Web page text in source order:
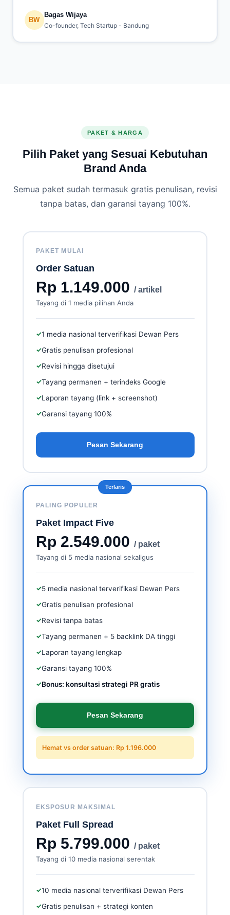
BW
Bagas Wijaya
Co-founder, Tech Startup - Bandung
PAKET & HARGA
Pilih Paket yang Sesuai Kebutuhan
Brand Anda
Semua paket sudah termasuk gratis penulisan, revisi
tanpa batas, dan garansi tayang 100%.
PAKET MULAI
Order Satuan
Rp 1.149.000 / artikel
Tayang di 1 media pilihan Anda
✓1 media nasional terverifikasi Dewan Pers
✓Gratis penulisan profesional
✓Revisi hingga disetujui
✓Tayang permanen + terindeks Google
✓Laporan tayang (link + screenshot)
✓Garansi tayang 100%
Pesan Sekarang
Terlaris
PALING POPULER
Paket Impact Five
Rp 2.549.000 / paket
Tayang di 5 media nasional sekaligus
✓5 media nasional terverifikasi Dewan Pers
✓Gratis penulisan profesional
✓Revisi tanpa batas
✓Tayang permanen + 5 backlink DA tinggi
✓Laporan tayang lengkap
✓Garansi tayang 100%
✓Bonus: konsultasi strategi PR gratis
Pesan Sekarang
Hemat vs order satuan: Rp 1.196.000
EKSPOSUR MAKSIMAL
Paket Full Spread
Rp 5.799.000 / paket
Tayang di 10 media nasional serentak
✓10 media nasional terverifikasi Dewan Pers
✓Gratis penulisan + strategi konten